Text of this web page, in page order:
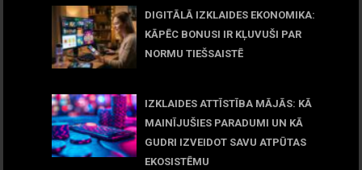
DIGITĀLĀ IZKLAIDES EKONOMIKA:
KĀPĒC BONUSI IR KĻUVUŠI PAR
NORMU TIEŠSAISTĒ
IZKLAIDES ATTĪSTĪBA MĀJĀS: KĀ
MAINĪJUŠIES PARADUMI UN KĀ
GUDRI IZVEIDOT SAVU ATPŪTAS
EKOSISTĒMU